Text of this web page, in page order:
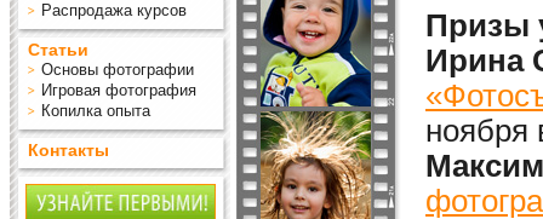
Распродажа курсов
Статьи
Основы фотографии
Игровая фотография
Копилка опыта
Контакты
Призы
Ирина
ноября